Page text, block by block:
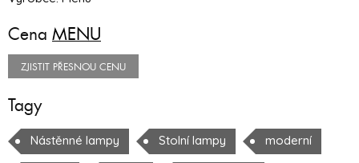
Cena MENU
ZJISTIT PŘESNOU CENU
Tagy
Nástěnné lampy Stolní lampy moderní